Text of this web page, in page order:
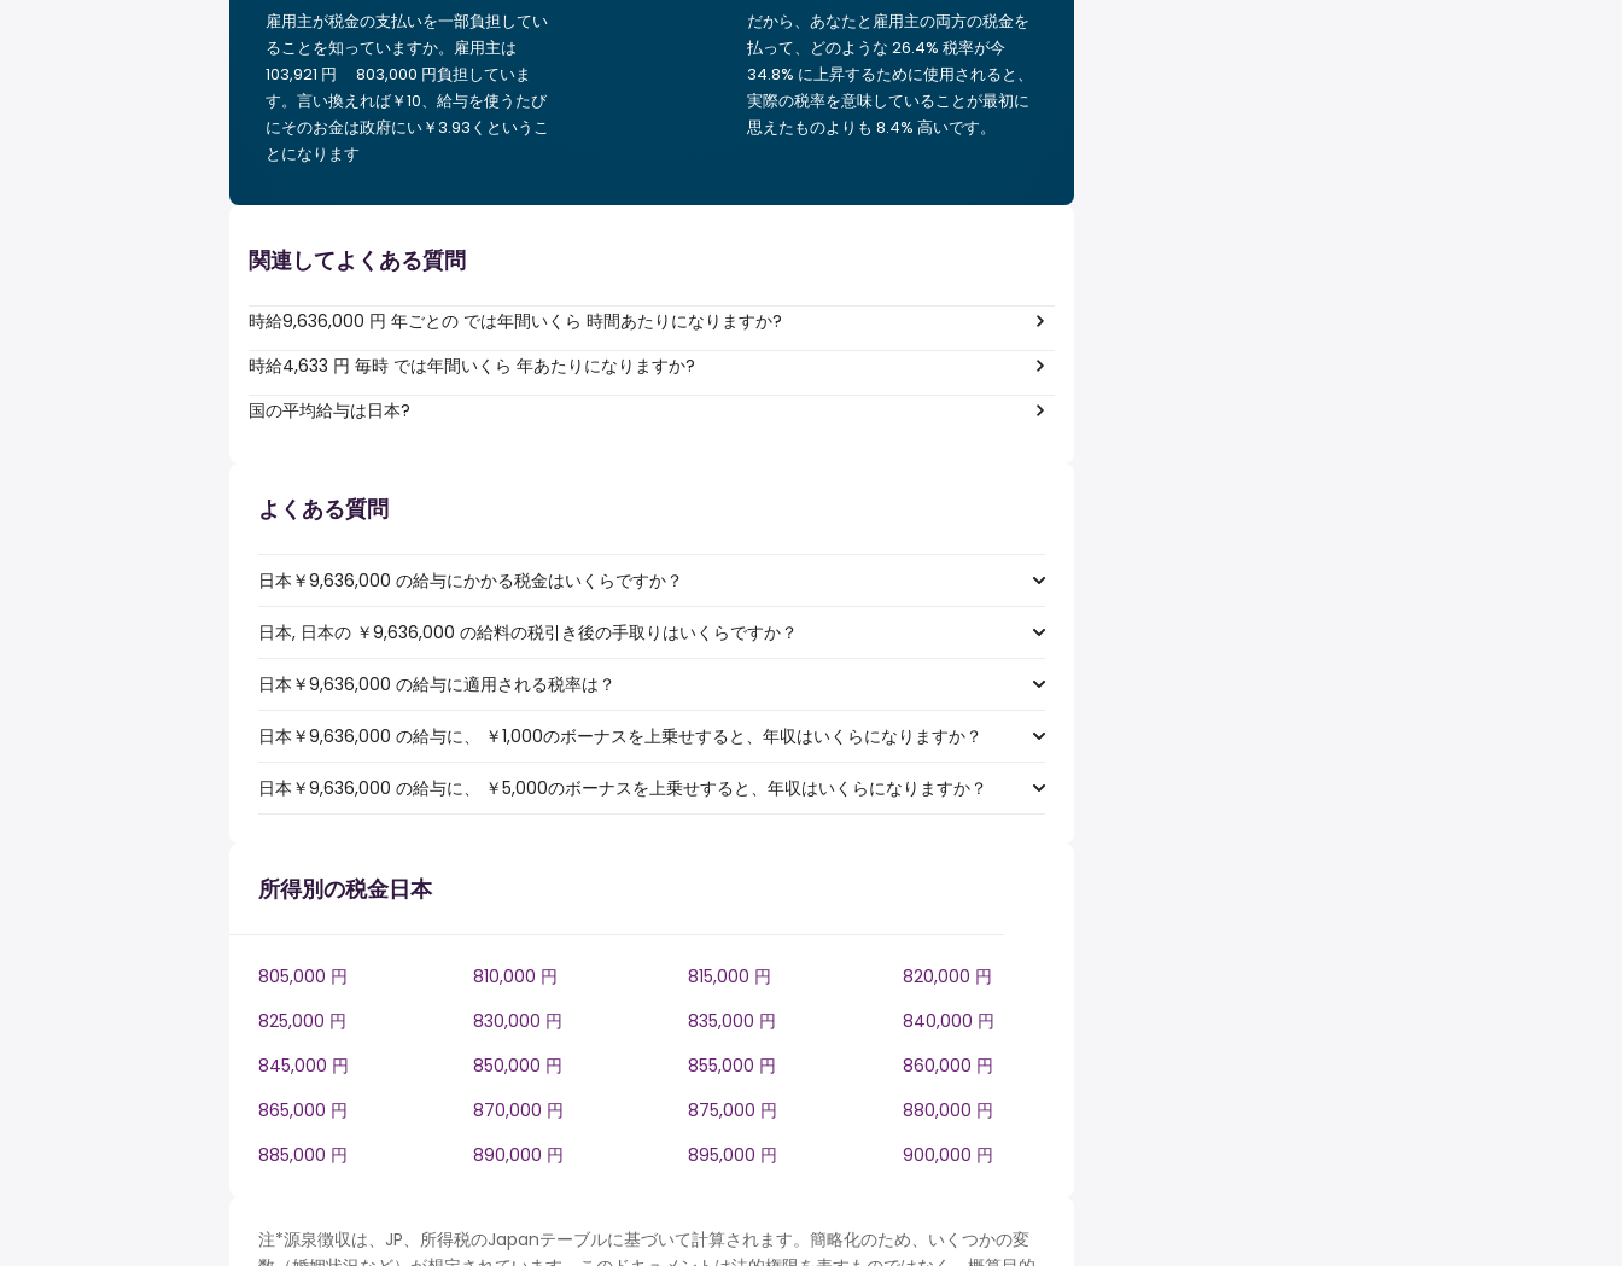
雇用主が税金の支払いを一部負担してい
ることを知っていますか。雇用主は
103,921 円 803,000 円負担していま
す。言い換えれば￥10、給与を使うたび
にそのお金は政府にい￥3.93くというこ
とになります
だから、あなたと雇用主の両方の税金を
払って、どのような 26.4% 税率が今
34.8% に上昇するために使用されると、
実際の税率を意味していることが最初に
思えたものよりも 8.4% 高いです。
関連してよくある質問
時給9,636,000 円 年ごとの では年間いくら 時間あたりになりますか?
時給4,633 円 毎時 では年間いくら 年あたりになりますか?
国の平均給与は日本?
よくある質問
日本￥9,636,000 の給与にかかる税金はいくらですか？
日本, 日本の ￥9,636,000 の給料の税引き後の手取りはいくらですか？
日本￥9,636,000 の給与に適用される税率は？
日本￥9,636,000 の給与に、 ￥1,000のボーナスを上乗せすると、年収はいくらになりますか？
日本￥9,636,000 の給与に、 ￥5,000のボーナスを上乗せすると、年収はいくらになりますか？
所得別の税金日本
805,000 円 810,000 円 815,000 円
820,000 円
825,000 円
830,000 円 835,000 円
840,000 円
845,000 円
850,000 円 855,000 円
860,000 円
865,000 円
870,000 円 875,000 円
880,000 円
885,000 円
890,000 円 895,000 円 900,000 円
注*源泉徴収は、JP、所得税のJapanテーブルに基づいて計算されます。簡略化のため、いくつかの変